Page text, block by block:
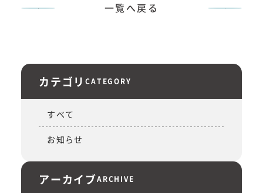
一覧へ戻る
カテゴリCATEGORY
すべて
お知らせ
アーカイブARCHIVE